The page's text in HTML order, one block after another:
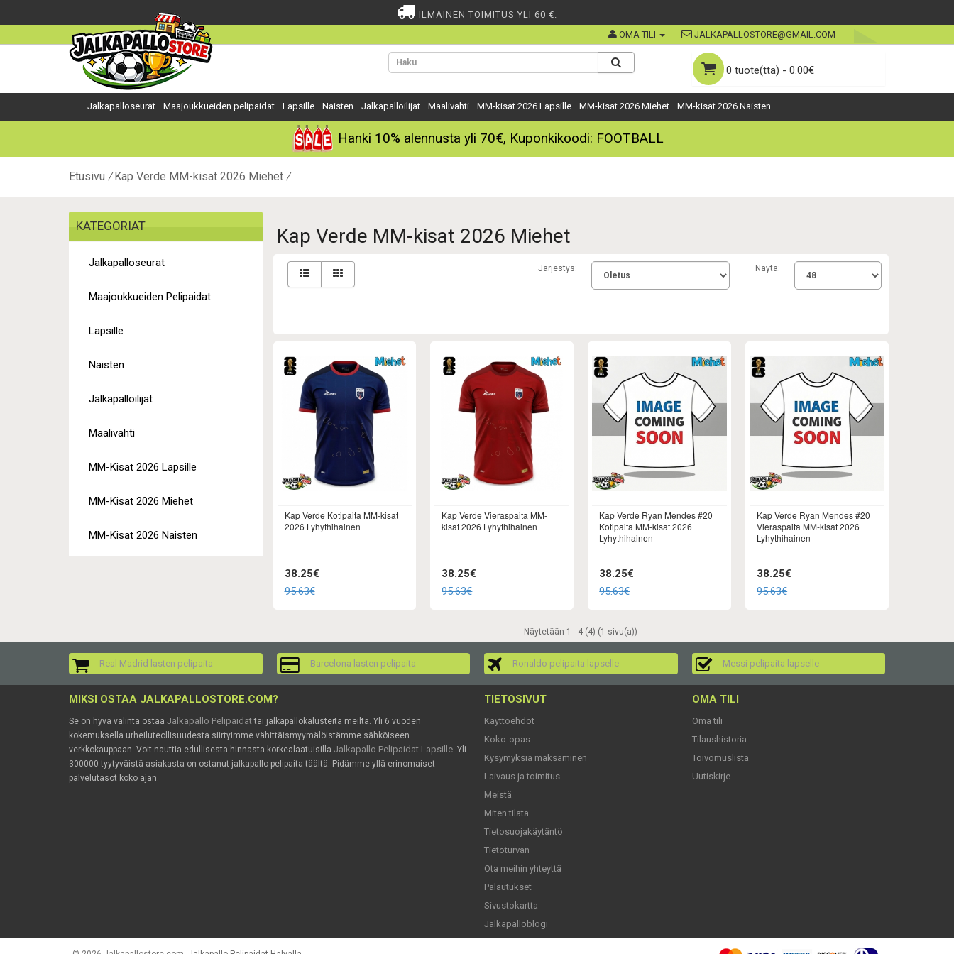
ILMAINEN TOIMITUS YLI 60 €.
OMA TILI
JALKAPALLOSTORE@GMAIL.COM
0 tuote(tta) - 0.00€
Jalkapalloseurat Maajoukkueiden pelipaidat Lapsille Naisten Jalkapalloilijat Maalivahti MM-kisat 2026 Lapsille MM-kisat 2026 Miehet MM-kisat 2026 Naisten
Hanki 10% alennusta yli 70€, Kuponkikoodi: FOOTBALL
Etusivu Kap Verde MM-kisat 2026 Miehet
KATEGORIAT
Jalkapalloseurat
Maajoukkueiden Pelipaidat
Lapsille
Naisten
Jalkapalloilijat
Maalivahti
MM-Kisat 2026 Lapsille
MM-Kisat 2026 Miehet
MM-Kisat 2026 Naisten
Kap Verde MM-kisat 2026 Miehet
Järjestys: Näytä:
Kap Verde Kotipaita MM-kisat
2026 Lyhythihainen
38.25€
95.63€
Kap Verde Vieraspaita MM-
kisat 2026 Lyhythihainen
38.25€
95.63€
Kap Verde Ryan Mendes #20
Kotipaita MM-kisat 2026
Lyhythihainen
38.25€
95.63€
Kap Verde Ryan Mendes #20
Vieraspaita MM-kisat 2026
Lyhythihainen
38.25€
95.63€
Näytetään 1 - 4 (4) (1 sivu(a))
Real Madrid lasten pelipaita Barcelona lasten pelipaita Ronaldo pelipaita lapselle Messi pelipaita lapselle
MIKSI OSTAA JALKAPALLOSTORE.COM?
Se on hyvä valinta ostaa Jalkapallo Pelipaidattai jalkapallokalusteita meiltä. Yli 6 vuoden
kokemuksella urheiluteollisuudesta siirtyimme vähittäismyymälöistämme sähköiseen
verkkokauppaan. Voit nauttia edullisesta hinnasta korkealaatuisilla Jalkapallo Pelipaidat Lapsille. Yli
300000 tyytyväistä asiakasta on ostanut jalkapallo pelipaita täältä. Pidämme yllä erinomaiset
palvelutasot koko ajan.
TIETOSIVUT
Käyttöehdot
Koko-opas
Kysymyksiä maksaminen
Laivaus ja toimitus
Meistä
Miten tilata
Tietosuojakäytäntö
Tietoturvan
Ota meihin yhteyttä
Palautukset
Sivustokartta
Jalkapalloblogi
OMA TILI
Oma tili
Tilaushistoria
Toivomuslista
Uutiskirje